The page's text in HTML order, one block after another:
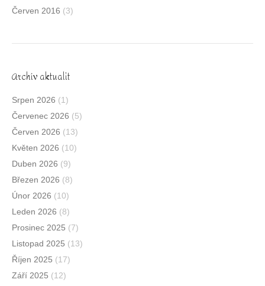
Červen 2016 (3)
Archív aktualit
Srpen 2026 (1)
Červenec 2026 (5)
Červen 2026 (13)
Květen 2026 (10)
Duben 2026 (9)
Březen 2026 (8)
Únor 2026 (10)
Leden 2026 (8)
Prosinec 2025 (7)
Listopad 2025 (13)
Říjen 2025 (17)
Září 2025 (12)